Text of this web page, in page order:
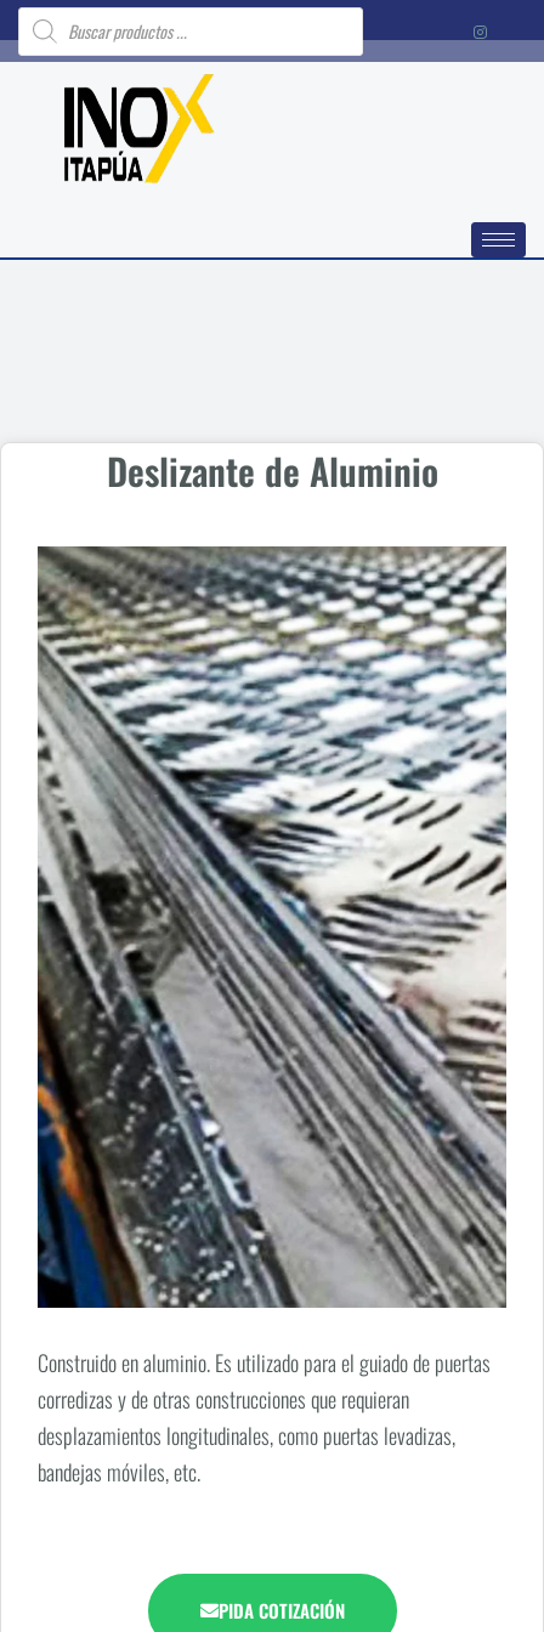
contenido
Búsqueda
de
productos
Deslizante de Aluminio
Construido en aluminio. Es utilizado para el guiado de puertas
corredizas y de otras construcciones que requieran
desplazamientos longitudinales, como puertas levadizas,
bandejas móviles, etc.
PIDA COTIZACIÓN